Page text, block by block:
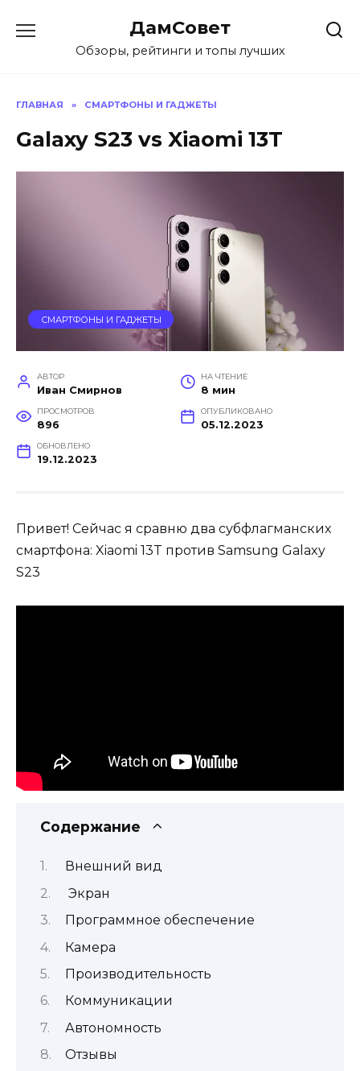
содержанию
ДамСовет
Обзоры, рейтинги и топы лучших
ГЛАВНАЯ » СМАРТФОНЫ И ГАДЖЕТЫ
Galaxy S23 vs Xiaomi 13T
СМАРТФОНЫ И ГАДЖЕТЫ
АВТОР
Иван Смирнов
НА ЧТЕНИЕ
8 мин
ПРОСМОТРОВ
896
ОПУБЛИКОВАНО
05.12.2023
ОБНОВЛЕНО
19.12.2023
Привет! Сейчас я сравню два субфлагманских
смартфона: Xiaomi 13T против Samsung Galaxy
S23
Содержание
Внешний вид
Экран
Программное обеспечение
Камера
Производительность
Коммуникации
Автономность
Отзывы